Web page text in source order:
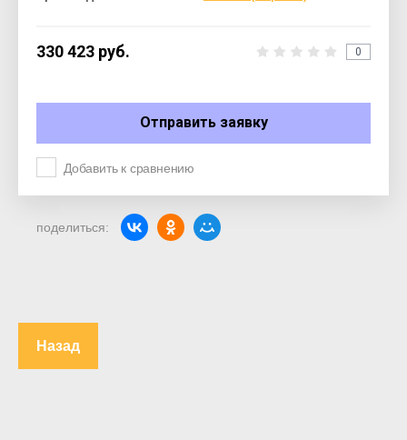
330 423 руб. 0
Отправить заявку
Добавить к сравнению
поделиться:
Назад